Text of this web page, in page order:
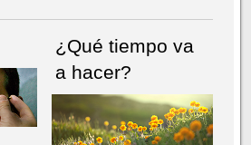
¿Qué tiempo va
a hacer?